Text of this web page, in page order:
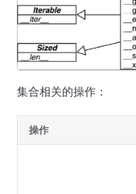
集合相关的操作：
操作